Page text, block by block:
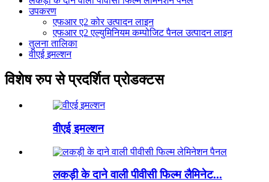
उपकरण
एफआर ए2 कोर उत्पादन लाइन
एफआर ए2 एल्युमिनियम कम्पोजिट पैनल उत्पादन लाइन
तुलना तालिका
वीएई इमल्शन
विशेष रुप से प्रदर्शित प्रोडक्टस
वीएई इमल्शन
लकड़ी के दाने वाली पीवीसी फिल्म लैमिनेट...